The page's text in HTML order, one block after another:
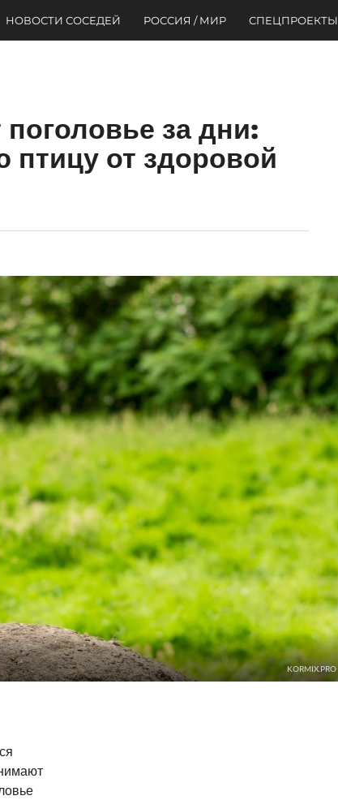
НОВОСТИ СОСЕДЕЙ РОССИЯ / МИР СПЕЦПРОЕКТЫ
за дни:
птицу от здоровой
KORMIX.PRO